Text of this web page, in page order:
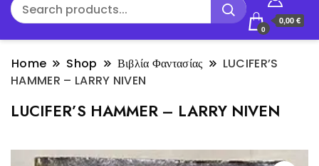
0
0,00 €
Home Shop Βιβλία Φαντασίας
LUCIFER’S
HAMMER – LARRY NIVEN
LUCIFER’S HAMMER – LARRY NIVEN